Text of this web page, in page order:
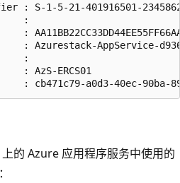
: S-1-5-21-401916501-
:
: Azurestack-AppService-
:
: AzS-ERCS01
的 Azure 应用程序服务中使用的